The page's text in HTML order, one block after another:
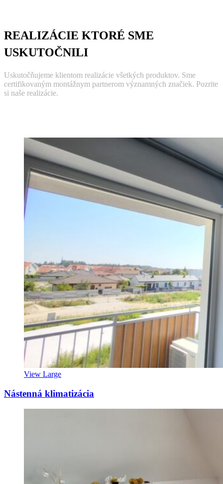
REALIZÁCIE KTORÉ SME
USKUTOČNILI
Uskutočňujeme klientom realizácie všetkých produktov. Sme
certifikovaným montážnym partnerom významných značiek. Pozrite
si naše realizácie.
View Large
Nástenná klimatizácia